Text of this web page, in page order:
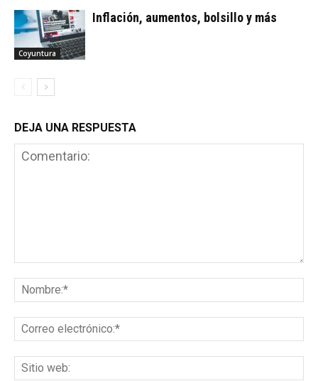
Coyuntura
Inflación, aumentos, bolsillo y más
DEJA UNA RESPUESTA